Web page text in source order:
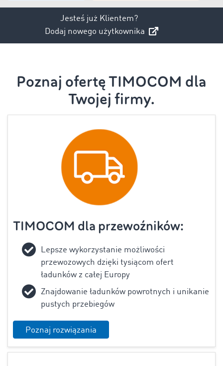
Jesteś już Klientem?
Dodaj nowego użytkownika
Poznaj ofertę TIMOCOM dla
Twojej firmy.
TIMOCOM dla przewoźników:
Lepsze wykorzystanie możliwości
przewozowych dzięki tysiącom ofert
ładunków z całej Europy
Znajdowanie ładunków powrotnych i unikanie
pustych przebiegów
Poznaj rozwiązania